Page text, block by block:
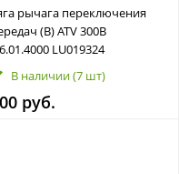
рычага переключения
(В) ATV 300B
LU019324
В наличии(7 шт)
руб.